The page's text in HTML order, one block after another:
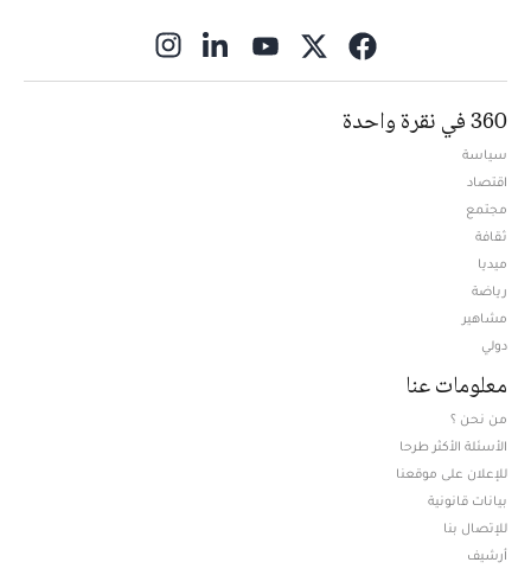
360 في نقرة واحدة
سياسة
اقتصاد
مجتمع
ثقافة
ميديا
رياضة
مشاهير
دولي
معلومات عنا
من نحن ؟
الأسئلة الأكثر طرحا
للإعلان على موقعنا
بيانات قانونية
للإتصال بنا
أرشيف